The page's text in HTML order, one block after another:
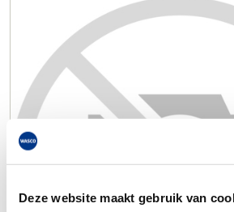
Deze website maakt gebruik van